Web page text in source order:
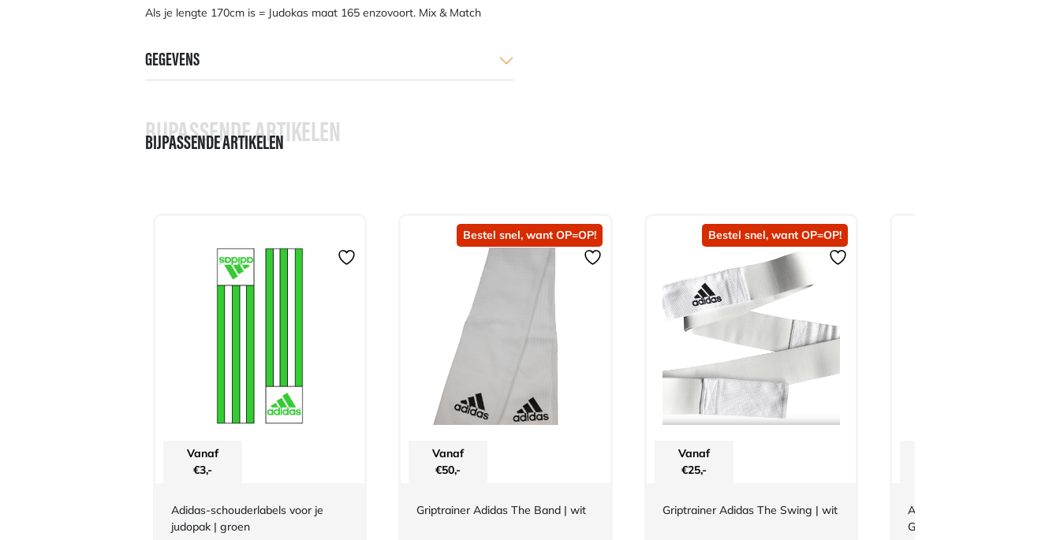
Als je lengte 170cm is = Judokas maat 165 enzovoort. Mix & Match
GEGEVENS
BIJPASSENDE ARTIKELEN
BIJPASSENDE ARTIKELEN
Vanaf
€3,-
Adidas-schouderlabels voor je
judopak | groen
Bestel snel, want OP=OP!
Vanaf
€50,-
Griptrainer Adidas The Band | wit
Bestel snel, want OP=OP!
Vanaf
€25,-
Griptrainer Adidas The Swing | wit
Adidas Judoband Club 2-
Geel/Oranje maat 240